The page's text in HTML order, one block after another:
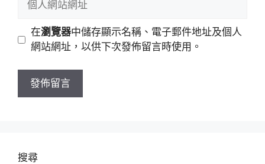
址
站
址
在瀏覽器中儲存顯示名稱、電子郵件地址及個人
網站網址，以供下次發佈留言時使用。
搜尋